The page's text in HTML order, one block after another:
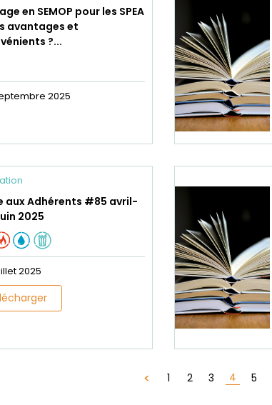
en SEMOP pour les SPEA
avantages et
?...
2025
aux Adhérents #85 avril-
2025
2025
1 2 3 4 5